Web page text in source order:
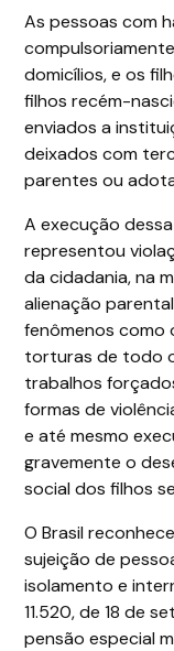
As pessoas com
domicílios, e os
filhos recém-
enviados a
deixados com
parentes ou
A execução
representou
da cidadania, na
alienação
fenômenos como
torturas de todo
trabalhos
formas de
e até mesmo
gravemente o
social dos filhos
O Brasil
sujeição de
isolamento e
11.520, de 18 de
pensão especial